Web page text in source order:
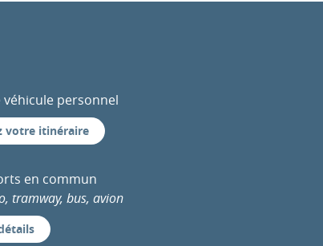
véhicule personnel
votre itinéraire
en commun
tramway, bus, avion